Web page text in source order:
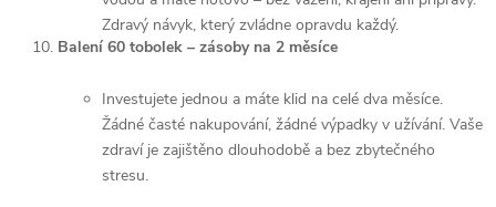
Zdravý návyk, který zvládne opravdu každý.
Balení 60 tobolek – zásoby na 2 měsíce
Investujete jednou a máte klid na celé dva měsíce.
Žádné časté nakupování, žádné výpadky v užívání. Vaše
zdraví je zajištěno dlouhodobě a bez zbytečného
stresu.